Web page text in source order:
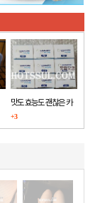
맛도 효능도 괜찮은 카
마그라
+3